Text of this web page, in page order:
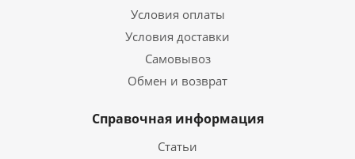
Условия оплаты
Условия доставки
Самовывоз
Обмен и возврат
Справочная информация
Статьи